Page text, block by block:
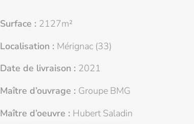
Surface : 2127m²
Localisation : Mérignac (33)
Date de livraison : 2021
Maître d’ouvrage : Groupe BMG
Maître d’oeuvre : Hubert Saladin